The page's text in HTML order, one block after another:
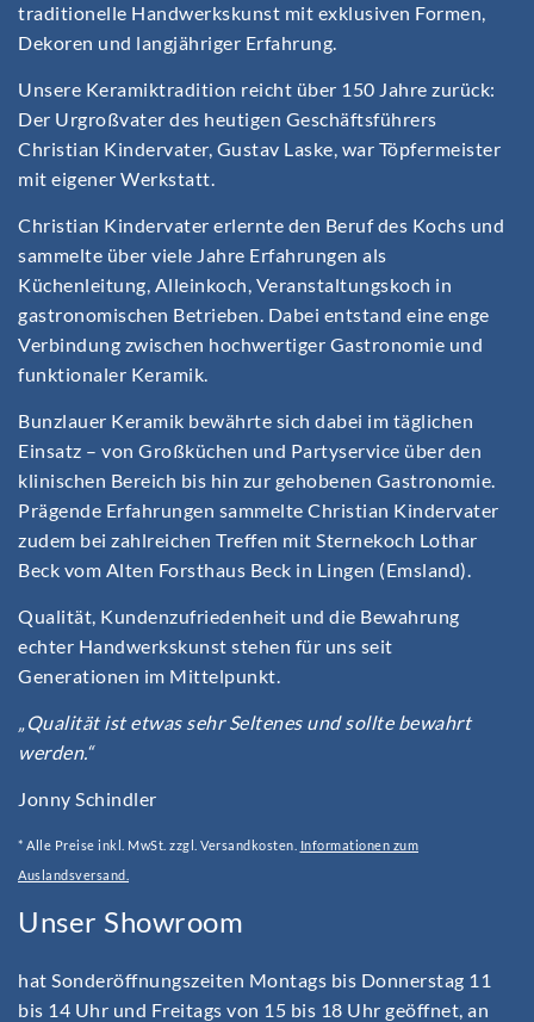
traditionelle Handwerkskunst mit exklusiven Formen,
Dekoren und langjähriger Erfahrung.
Unsere Keramiktradition reicht über 150 Jahre zurück:
Der Urgroßvater des heutigen Geschäftsführers
Christian Kindervater, Gustav Laske, war Töpfermeister
mit eigener Werkstatt.
Christian Kindervater erlernte den Beruf des Kochs und
sammelte über viele Jahre Erfahrungen als
Küchenleitung, Alleinkoch, Veranstaltungskoch in
gastronomischen Betrieben. Dabei entstand eine enge
Verbindung zwischen hochwertiger Gastronomie und
funktionaler Keramik.
Bunzlauer Keramik bewährte sich dabei im täglichen
Einsatz – von Großküchen und Partyservice über den
klinischen Bereich bis hin zur gehobenen Gastronomie.
Prägende Erfahrungen sammelte Christian Kindervater
zudem bei zahlreichen Treffen mit Sternekoch Lothar
Beck vom Alten Forsthaus Beck in Lingen (Emsland).
Qualität, Kundenzufriedenheit und die Bewahrung
echter Handwerkskunst stehen für uns seit
Generationen im Mittelpunkt.
„Qualität ist etwas sehr Seltenes und sollte bewahrt
werden.“
Jonny Schindler
* Alle Preise inkl. MwSt. zzgl. Versandkosten. Informationen zum
Auslandsversand.
Unser Showroom
hat Sonderöffnungszeiten Montags bis Donnerstag 11
bis 14 Uhr und Freitags von 15 bis 18 Uhr geöffnet, an